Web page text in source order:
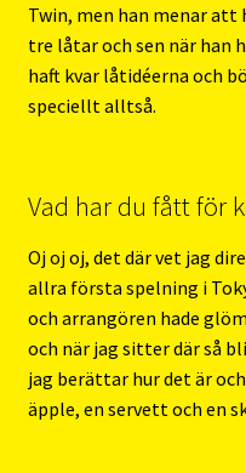
Twin, men han menar
tre låtar och sen när han
haft kvar låtidéerna och
speciellt alltså.
Vad har du fått för
Oj oj oj, det där vet jag
allra första spelning i
och arrangören hade
och när jag sitter där så
jag berättar hur det är
äpple, en servett och en